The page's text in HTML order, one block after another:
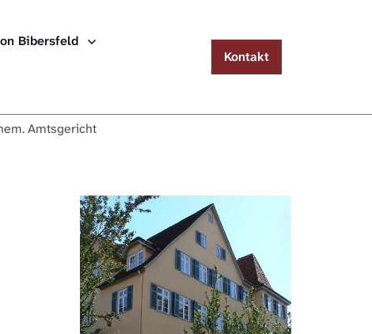
Bibersfeld
Kontakt
Amtsgericht
Häuserlexikon Bibersfeld